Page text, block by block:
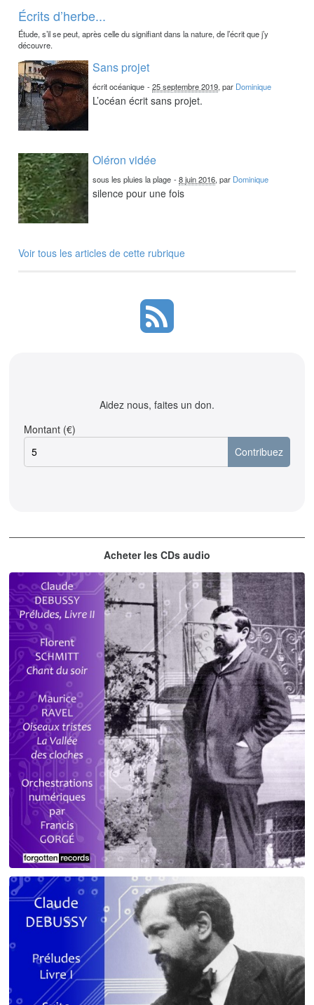
Écrits d’herbe...
Étude, s’il se peut, après celle du signifiant dans la nature, de l’écrit que j’y
découvre.
Sans projet
écrit océanique -25 septembre 2019, par Dominique
L’océan écrit sans projet.
Oléron vidée
sous les pluies la plage -8 juin 2016, par Dominique
silence pour une fois
Voir tous les articles de cette rubrique
Aidez nous, faites un don.
Montant (€)
Acheter les CDs audio
Debussy - Schmitt - Ravel
orchestrations numériques par Francis Gorgé